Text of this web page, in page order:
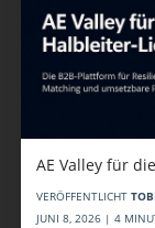
AE Valley für
VERÖFFENTLICHT
JUNI 8, 2026 | 4